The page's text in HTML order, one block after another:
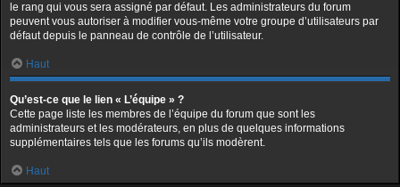
le rang qui vous sera assigné par défaut. Les administrateurs du forum
peuvent vous autoriser à modifier vous-même votre groupe d’utilisateurs par
défaut depuis le panneau de contrôle de l’utilisateur.
Haut
Qu’est-ce que le lien « L’équipe » ?
Cette page liste les membres de l’équipe du forum que sont les
administrateurs et les modérateurs, en plus de quelques informations
supplémentaires tels que les forums qu’ils modèrent.
Haut